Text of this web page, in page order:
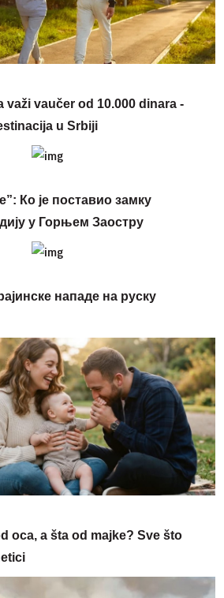
važi vaučer od 10.000 dinara -
u Srbiji
Ко је поставио замку
у Горњем Заостру
нападе на руску
oca, a šta od majke? Sve što